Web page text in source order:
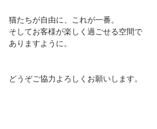
猫たちが自由に、これが一番。
そしてお客様が楽しく過ごせる空間で
ありますように。
どうぞご協力よろしくお願いします。